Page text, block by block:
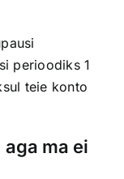
perioodiks 1
teie konto
aga ma ei